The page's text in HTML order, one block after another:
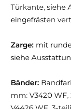
Türkante, siehe
eingefrästen
Zarge: mit
siehe
Bänder:
mm: V3420